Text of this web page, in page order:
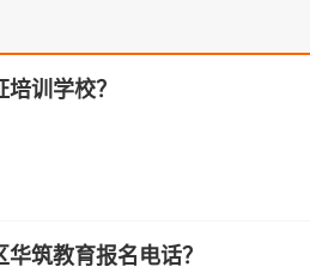
训学校？
筑教育报名电话？